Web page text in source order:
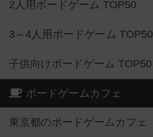
2人用ボードゲーム TOP50
3～4人用ボードゲーム TOP50
子供向けボードゲーム TOP50
ボードゲームカフェ
東京都のボードゲームカフェ